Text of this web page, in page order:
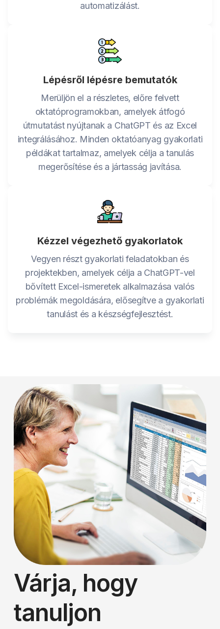
automatizálást.
Lépésről lépésre bemutatók
Merüljön el a részletes, előre felvett
oktatóprogramokban, amelyek átfogó
útmutatást nyújtanak a ChatGPT és az Excel
integrálásához. Minden oktatóanyag gyakorlati
példákat tartalmaz, amelyek célja a tanulás
megerősítése és a jártasság javítása.
Kézzel végezhető gyakorlatok
Vegyen részt gyakorlati feladatokban és
projektekben, amelyek célja a ChatGPT-vel
bővített Excel-ismeretek alkalmazása valós
problémák megoldására, elősegítve a gyakorlati
tanulást és a készségfejlesztést.
Várja, hogy
tanuljon